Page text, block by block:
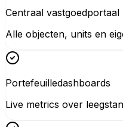
Centraal vastgoedportaal
Alle objecten, units en
Portefeuilledashboards
Live metrics over